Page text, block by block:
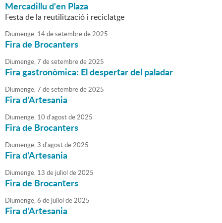
Mercadillu d'en Plaza
Festa de la reutilització i reciclatge
Diumenge, 14desetembrede2025
Fira de Brocanters
Diumenge,7 desetembrede2025
Fira gastronòmica: El despertar del paladar
Diumenge,7 desetembrede2025
Fira d'Artesania
Diumenge, 10 d'agostde2025
Fira de Brocanters
Diumenge,3 d'agostde2025
Fira d'Artesania
Diumenge, 13 de juliol de2025
Fira de Brocanters
Diumenge,6 de juliol de2025
Fira d'Artesania